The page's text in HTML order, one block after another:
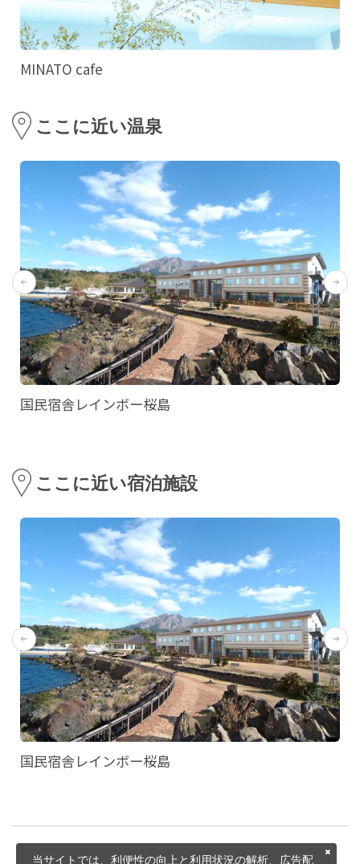
MINATO cafe
ここに近い温泉
国民宿舎レインボー桜島
ここに近い宿泊施設
国民宿舎レインボー桜島
当サイトでは、利便性の向上と利用状況の解析、広告配